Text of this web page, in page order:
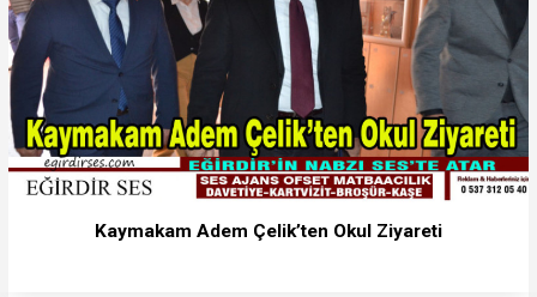
Kaymakam Adem Çelik’ten Okul Ziyareti